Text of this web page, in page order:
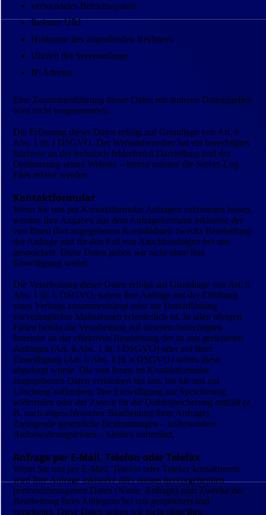
verwendetes Betriebssystem
Referrer URL
Hostname des zugreifenden Rechners
Uhrzeit der Serveranfrage
IP-Adresse
Eine Zusammenführung dieser Daten mit anderen Datenquellen
wird nicht vorgenommen.
Die Erfassung dieser Daten erfolgt auf Grundlage von Art. 6
Abs. 1 lit. f DSGVO. Der Websitebetreiber hat ein berechtigtes
Interesse an der technisch fehlerfreien Darstellung und der
Optimierung seiner Website – hierzu müssen die Server-Log-
Files erfasst werden.
Kontaktformular
Wenn Sie uns per Kontaktformular Anfragen zukommen lassen,
werden Ihre Angaben aus dem Anfrageformular inklusive der
von Ihnen dort angegebenen Kontaktdaten zwecks Bearbeitung
der Anfrage und für den Fall von Anschlussfragen bei uns
gespeichert. Diese Daten geben wir nicht ohne Ihre
Einwilligung weiter.
Die Verarbeitung dieser Daten erfolgt auf Grundlage von Art. 6
Abs. 1 lit. b DSGVO, sofern Ihre Anfrage mit der Erfüllung
eines Vertrags zusammenhängt oder zur Durchführung
vorvertraglicher Maßnahmen erforderlich ist. In allen übrigen
Fällen beruht die Verarbeitung auf unserem berechtigten
Interesse an der effektiven Bearbeitung der an uns gerichteten
Anfragen (Art. 6 Abs. 1 lit. f DSGVO) oder auf Ihrer
Einwilligung (Art. 6 Abs. 1 lit. a DSGVO) sofern diese
abgefragt wurde. Die von Ihnen im Kontaktformular
eingegebenen Daten verbleiben bei uns, bis Sie uns zur
Löschung auffordern, Ihre Einwilligung zur Speicherung
widerrufen oder der Zweck für die Datenspeicherung entfällt (z.
B. nach abgeschlossener Bearbeitung Ihrer Anfrage).
Zwingende gesetzliche Bestimmungen – insbesondere
Aufbewahrungsfristen – bleiben unberührt.
Anfrage per E-Mail, Telefon oder Telefax
Wenn Sie uns per E-Mail, Telefon oder Telefax kontaktieren,
wird Ihre Anfrage inklusive aller daraus hervorgehenden
personenbezogenen Daten (Name, Anfrage) zum Zwecke der
Bearbeitung Ihres Anliegens bei uns gespeichert und
verarbeitet. Diese Daten geben wir nicht ohne Ihre